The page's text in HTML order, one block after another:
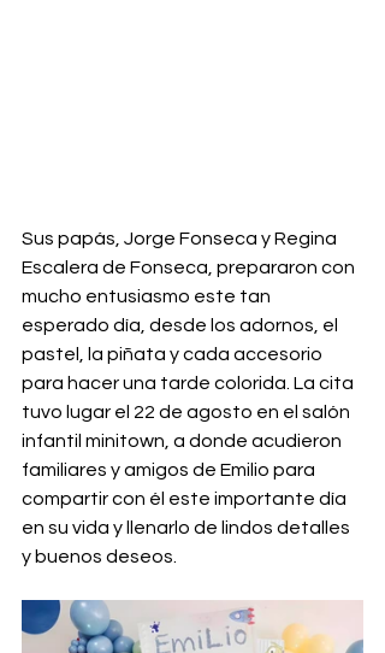
Sus papás, Jorge Fonseca y Regina
Escalera de Fonseca, prepararon con
mucho entusiasmo este tan
esperado día, desde los adornos, el
pastel, la piñata y cada accesorio
para hacer una tarde colorida. La cita
tuvo lugar el 22 de agosto en el salón
infantil minitown, a donde acudieron
familiares y amigos de Emilio para
compartir con él este importante día
en su vida y llenarlo de lindos detalles
y buenos deseos.